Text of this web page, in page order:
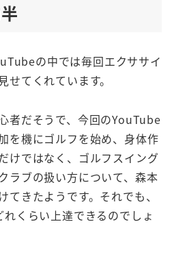
の中では毎回エクササイ
せてくれています。
者だそうで、今回のYouTube
を機にゴルフを始め、身体作
けではなく、ゴルフスイング
ラブの扱い方について、森本
てきたようです。それでも、
くらい上達できるのでしょ